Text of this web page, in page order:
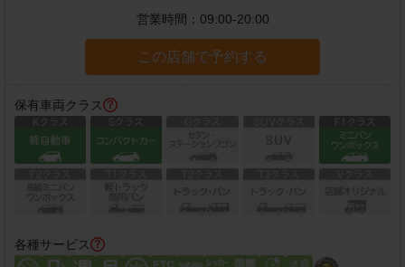
営業時間： 09:00-20:00
この店舗で予約する
保有車両クラス
各種サービス